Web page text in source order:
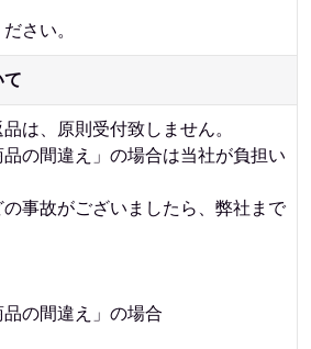
さい。
て
は、原則受付致しません。
品の間違え」の場合は当社が負担い
事故がございましたら、弊社まで
品の間違え」の場合